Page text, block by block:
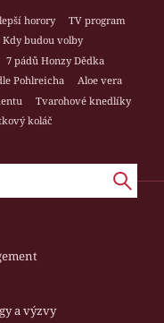
horory
TV program
Kdy budou volby
7 pádů Honzy Dědka
Pohlreicha
Aloe vera
Tvarohové knedlíky
koláč
a výzvy